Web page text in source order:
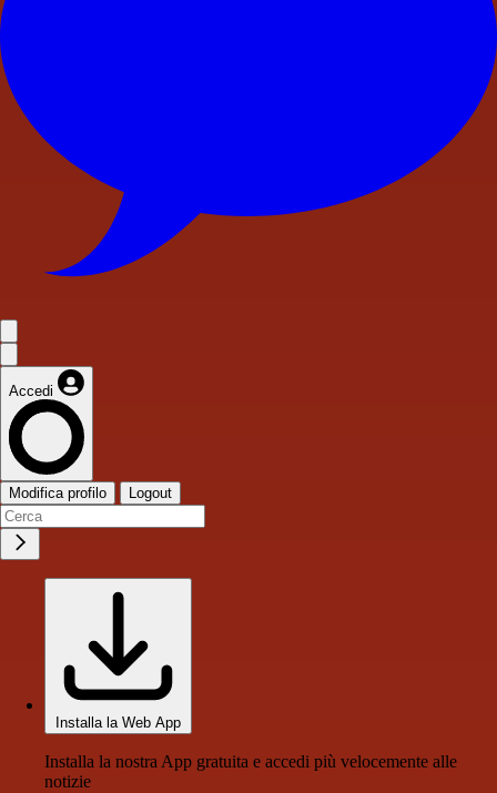
Accedi
Modifica profilo Logout
Installa la Web App
Installa la nostra App gratuita e accedi più velocemente alle
notizie